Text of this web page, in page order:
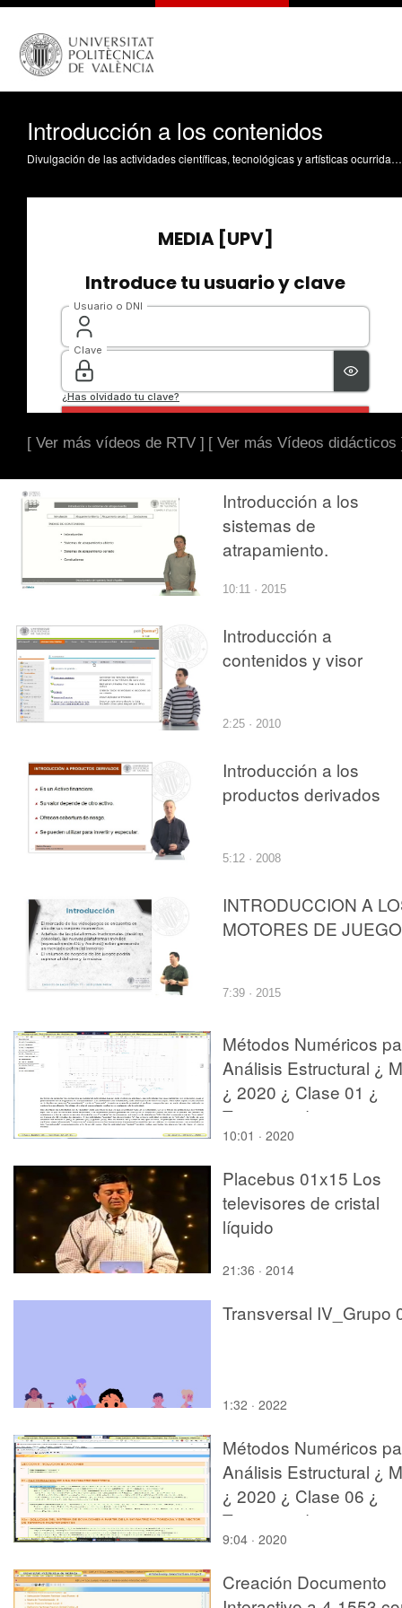
Introducción a los contenidos
Divulgación de las actividades científicas, tecnológicas y artísticas ocurridas en los tres campus de la UPV
[ Ver más vídeos de RTV ] [ Ver más Vídeos didácticos
Introducción a los
sistemas de
atrapamiento.
10:11 · 2015
Introducción a
contenidos y visor
2:25 · 2010
Introducción a los
productos derivados
5:12 · 2008
INTRODUCCION A
MOTORES DE
7:39 · 2015
Métodos Numéricos
Análisis Estructural ¿
¿ 2020 ¿ Clase 01 ¿
Tramo 02 de 15
10:01 · 2020
Placebus 01x15 Los
televisores de cristal
líquido
21:36 · 2014
Transversal IV_Grupo
1:32 · 2022
Métodos Numéricos
Análisis Estructural ¿
¿ 2020 ¿ Clase 06 ¿
Tramo 14 de 16
9:04 · 2020
Creación Documento